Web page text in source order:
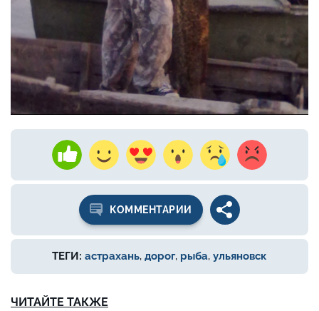
КОММЕНТАРИИ
ТЕГИ: астрахань, дорог, рыба, ульяновск
ЧИТАЙТЕ ТАКЖЕ